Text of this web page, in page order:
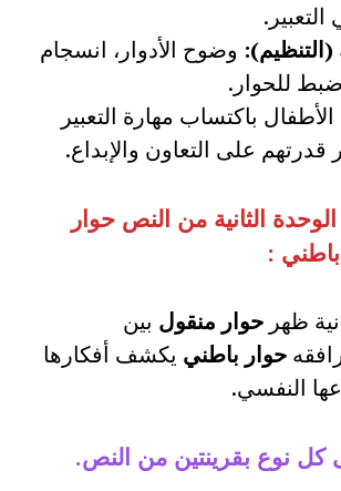
التعبير.
(التنظيم): وضوح الأدوار، انسجام
للحوار.
الأطفال باكتساب مهارة التعبير
على التعاون والإبداع.
الثانية من النص حوار
:
ظهر حوار منقول بين
حوار باطني يكشف أفكارها
النفسي.
كل نوع بقرينتين من النص.